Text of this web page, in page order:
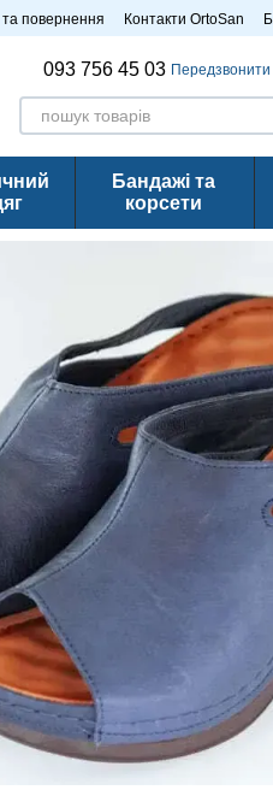
повернення Контакти OrtoSan
093 756 45 03
Бандажі та
корсети